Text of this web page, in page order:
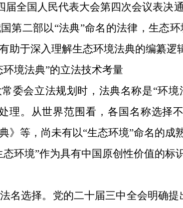
届全国人民代表大会第四次会议表决
第二部以“法典”命名的法律，生态
助于深入理解生态环境法典的编纂逻
环境法典”的立法技术考量
委会立法规划时，法典名称是“环
理。从世界范围看，各国名称选
》等，尚未有以“生态环境”命名的
环境”作为具有中国原创性价值的
名选择。 党的二十届三中全会明确提